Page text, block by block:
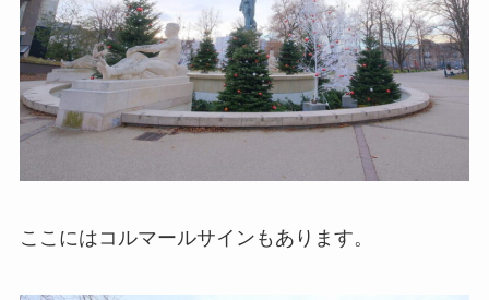
ここにはコルマールサインもあります。